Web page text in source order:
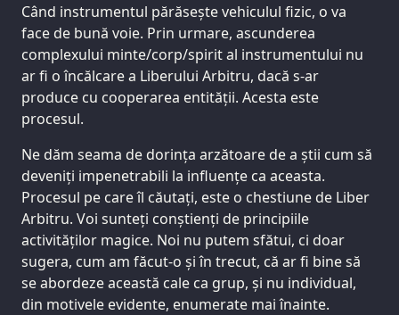
Când instrumentul părăsește vehiculul fizic, o va
face de bună voie. Prin urmare, ascunderea
complexului minte/corp/spirit al instrumentului nu
ar fi o încălcare a Liberului Arbitru, dacă s-ar
produce cu cooperarea entității. Acesta este
procesul.
Ne dăm seama de dorința arzătoare de a știi cum să
deveniți impenetrabili la influențe ca aceasta.
Procesul pe care îl căutați, este o chestiune de Liber
Arbitru. Voi sunteți conștienți de principiile
activităților magice. Noi nu putem sfătui, ci doar
sugera, cum am făcut-o și în trecut, că ar fi bine să
se abordeze această cale ca grup, și nu individual,
din motivele evidente, enumerate mai înainte.